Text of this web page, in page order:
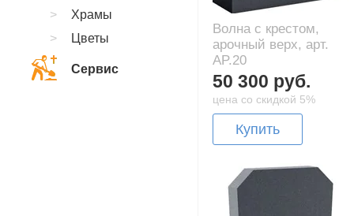
Волна с крестом,
арочный верх, арт.
AP.20
50 300 руб.
цена со скидкой 5%
Купить
Храмы
Цветы
Сервис